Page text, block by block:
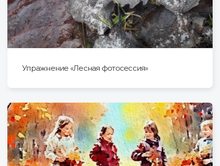
Упражнение «Лесная фотосессия»